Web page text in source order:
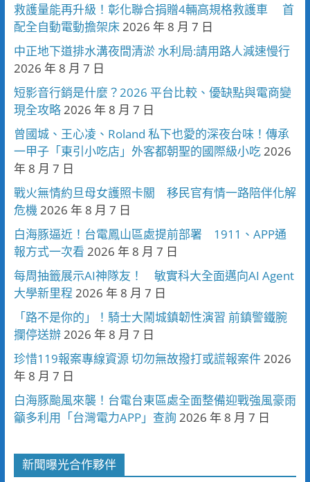
救護量能再升級！彰化聯合捐贈4輛高規格救護車 首
配全自動電動擔架床2026 年 8 月 7 日
中正地下道排水溝夜間清淤 水利局:請用路人減速慢行
2026 年 8 月 7 日
短影音行銷是什麼？2026 平台比較、優缺點與電商變
現全攻略2026 年 8 月 7 日
曾國城、王心凌、Roland 私下也愛的深夜台味！傳承
一甲子「東引小吃店」外客都朝聖的國際級小吃2026
年 8 月 7 日
戰火無情約旦母女護照卡關 移民官有情一路陪伴化解
危機2026 年 8 月 7 日
白海豚逼近！台電鳳山區處提前部署 1911、APP通
報方式一次看 2026 年 8 月 7 日
每周抽籤展示AI神隊友！ 敏實科大全面邁向AI Agent
大學新里程 2026 年 8 月 7 日
「路不是你的」！騎士大鬧城鎮韌性演習 前鎮警鐵腕
攔停送辦2026 年 8 月 7 日
珍惜119報案專線資源 切勿無故撥打或謊報案件2026
年 8 月 7 日
白海豚颱風來襲！台電台東區處全面整備迎戰強風豪雨
籲多利用「台灣電力APP」查詢 2026 年 8 月 7 日
新聞曝光合作夥伴